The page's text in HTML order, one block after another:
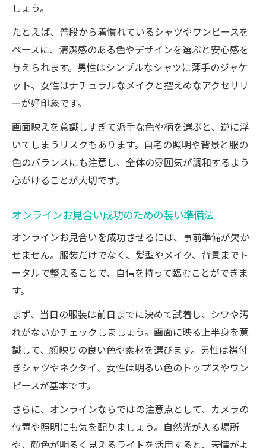
しょう。
たとえば、普段から着慣れているシャツやワンピースを
ベースに、清潔感のある色やデザインを選ぶと安心感を
与えられます。男性はシンプルなシャツに薄手のジャケ
ット、女性はナチュラルなメイクと控えめなアクセサリ
ーが好印象です。
画面映えを意識しすぎて派手な色や柄を選ぶと、逆に浮
いてしまうリスクもあります。自宅の照明や背景と服の
色のバランスにも注意し、全体の雰囲気が調和するよう
心がけることが大切です。
オンラインお見合い成功のための装い準備法
オンラインお見合いを成功させるには、事前準備が欠か
せません。服装だけでなく、髪型やメイク、背景までト
ータルで整えることで、自信を持って臨むことができま
す。
まず、当日の服装は前日までに決めて試着し、シワや汚
れがないかチェックしましょう。画面に映る上半身を意
識して、顔映りの良い色や素材を選びます。男性は襟付
きシャツやネクタイ、女性は明るい色のトップスやワン
ピースが基本です。
さらに、オンラインならではの注意点として、カメラの
位置や照明にも気を配りましょう。自然光が入る場所